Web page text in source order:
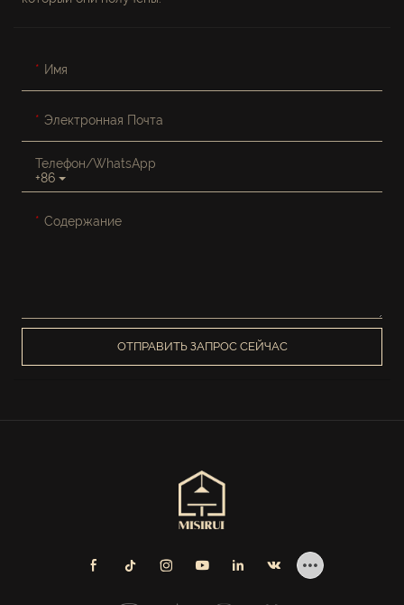
Имя
Электронная Почта
+86
Телефон/WhatsApp
Содержание
ОТПРАВИТЬ ЗАПРОС СЕЙЧАС